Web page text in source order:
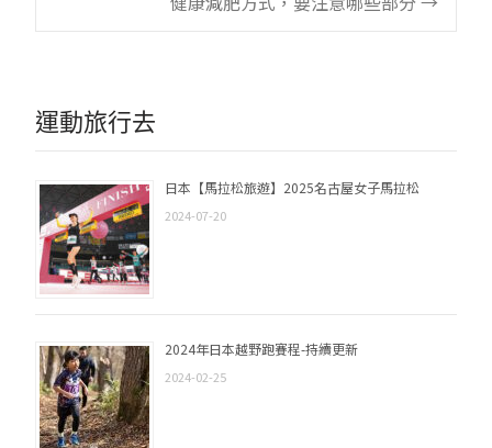
navigation
運動旅行去
日本【馬拉松旅遊】2025名古屋女子馬拉松
2024-07-20
2024年日本越野跑賽程-持續更新
2024-02-25